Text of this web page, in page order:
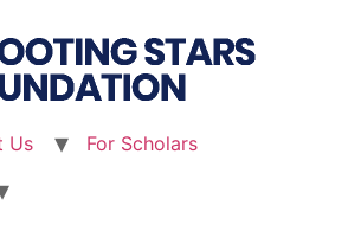
Us
For Scholars